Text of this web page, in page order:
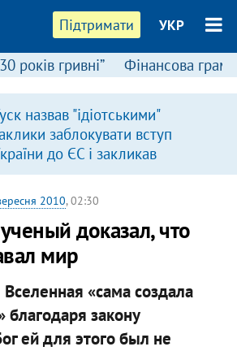
Підтримати УКР
років гривні” Фінансова
назвав "ідіотськими"
заблокувати вступ
до ЄС і закликав
антиукраїнську
риторику2010, 02:30
доказал, что
мир
«сама создала
благодаря закону
ей для этого был не